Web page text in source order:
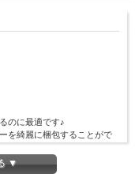
のに最適です♪
を綺麗に梱包することがで
いますので、 サイズをお確
▼